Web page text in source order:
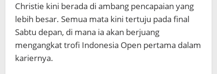
Christie kini berada di ambang pencapaian yang
lebih besar. Semua mata kini tertuju pada final
Sabtu depan, di mana ia akan berjuang
mengangkat trofi Indonesia Open pertama dalam
kariernya.